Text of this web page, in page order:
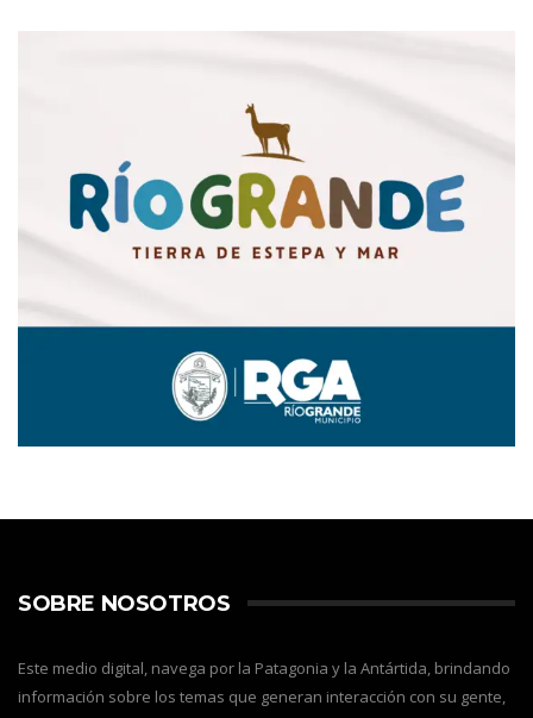
SOBRE NOSOTROS
Este medio digital, navega por la Patagonia y la Antártida, brindando
información sobre los temas que generan interacción con su gente,